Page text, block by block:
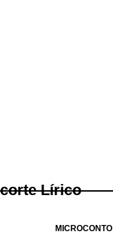
Lírico
MICROCONTO